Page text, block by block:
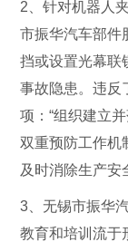
2、针对机器人
市振华汽车部件
挡或设置光幕联
事故隐患。违反
项：“组织建立
双重预防工作机
及时消除生产安
3、无锡市振华
教育和培训流于